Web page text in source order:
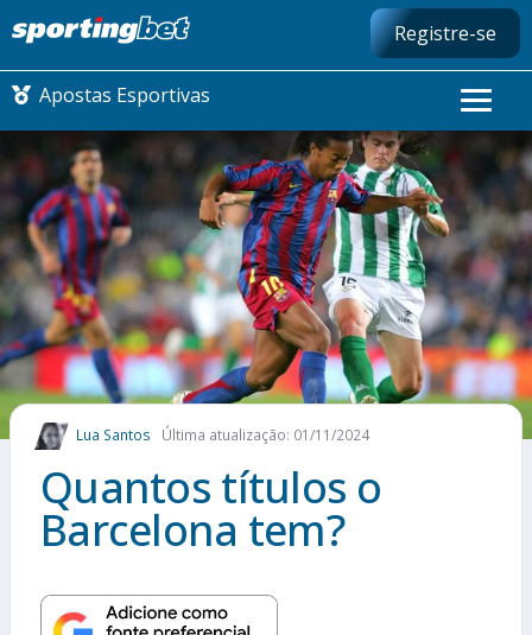
Registre-se
Apostas Esportivas
CONMEBOL LIBERTADORES
FUTEBOL NACIONAL
FUTEBOL INTERNACIONAL
COMO APOSTAR
MAIS ESPORTES
Lua Santos Última atualização: 01/11/2024
Quantos títulos o
Barcelona tem?